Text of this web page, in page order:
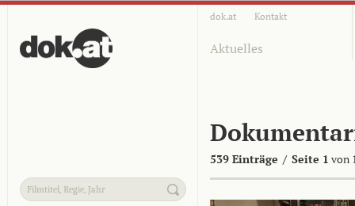
dok.at Kontakt
Aktuelles
539 Einträge / Seite 1 von